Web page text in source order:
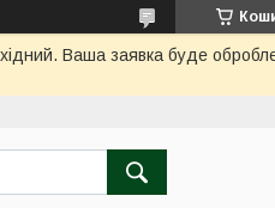
Ваша заявка буде